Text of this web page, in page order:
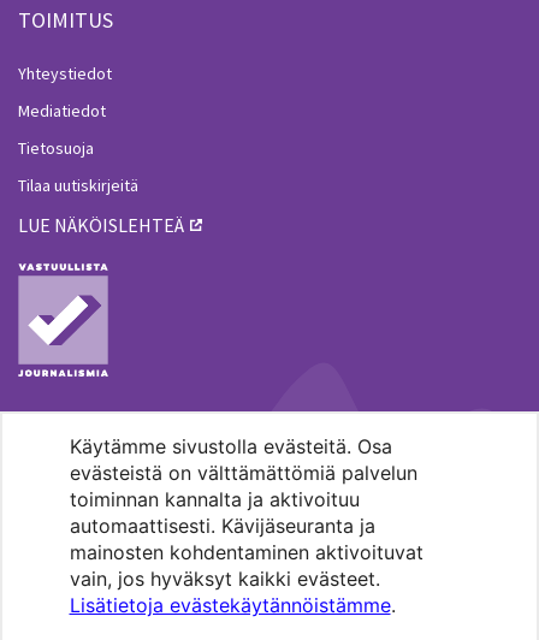
Käytämme sivustolla evästeitä. Osa
evästeistä on välttämättömiä palvelun
toiminnan kannalta ja aktivoituu
automaattisesti. Kävijäseuranta ja
mainosten kohdentaminen aktivoituvat
vain, jos hyväksyt kaikki evästeet.
Lisätietoja evästekäytännöistämme.
TOIMITUS
Yhteystiedot
Mediatiedot
Tietosuoja
Tilaa uutiskirjeitä
LUE NÄKÖISLEHTEÄ
MENOHAKU
Pääkaupunkiseudun evankelis-